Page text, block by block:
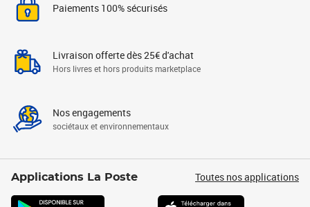
Paiements 100% sécurisés
Livraison offerte dès 25€ d'achat
Hors livres et hors produits marketplace
Nos engagements
sociétaux et environnementaux
Applications La Poste Toutes nos applications